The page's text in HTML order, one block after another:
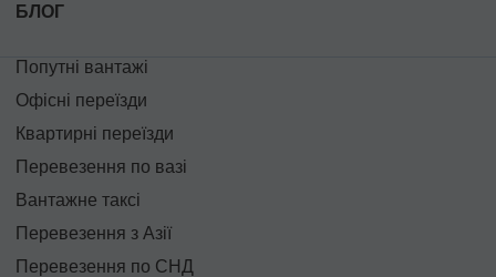
БЛОГ
Попутні вантажі
Офісні переїзди
Квартирні переїзди
Перевезення по вазі
Вантажне таксі
Перевезення з Азії
Перевезення по СНД